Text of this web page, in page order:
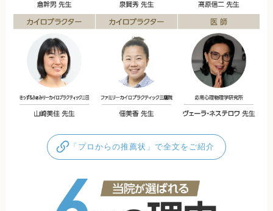
「プロからの推薦状」で全文をご紹介